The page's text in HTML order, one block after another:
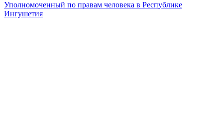
Уполномоченный по правам человека в Республике
Ингушетия